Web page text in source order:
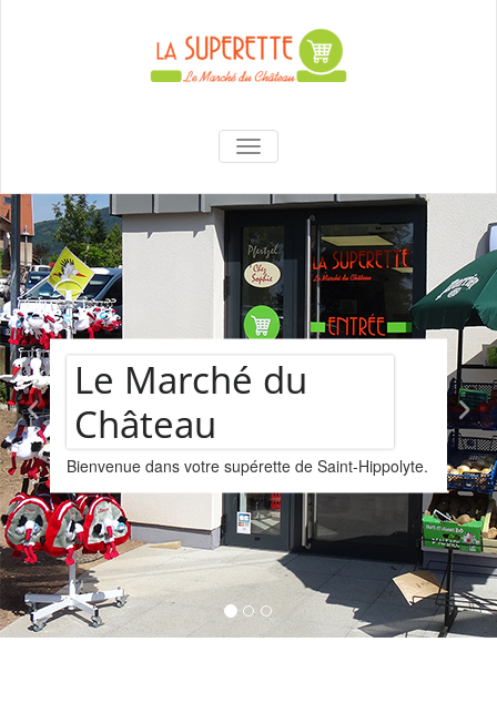
content
La Superette –
le marché du
château
AFFICHER/MASQUER LA
Assortiment de
vins
Nous vous proposons un assortiments de vins
provenant de la cave Les Faîtières à
Kintzheim-St-Hippolyte.